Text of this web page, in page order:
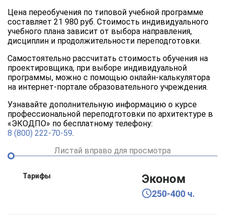
Цена переобучения по типовой учебной программе
составляет 21 980 руб. Стоимость индивидуального
учебного плана зависит от выбора направления,
дисциплин и продолжительности переподготовки.
Самостоятельно рассчитать стоимость обучения на
проектировщика, при выборе индивидуальной
программы, можно с помощью онлайн-калькулятора
на интернет-портале образовательного учреждения.
Узнавайте дополнительную информацию о курсе
профессиональной переподготовки по архитектуре в
«ЭКОДПО» по бесплатному телефону:
8 (800) 222-70-59.
Листай вправо для просмотра
Тарифы Эконом
250-400 ч.